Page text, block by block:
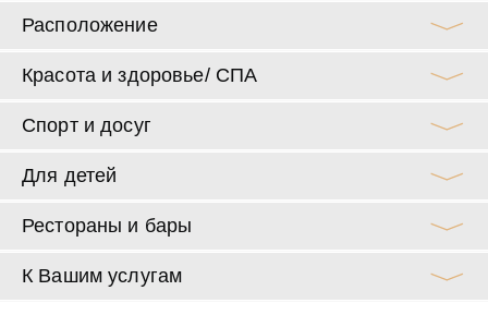
Расположение
Красота и здоровье/ СПА
Спорт и досуг
Для детей
Рестораны и бары
К Вашим услугам